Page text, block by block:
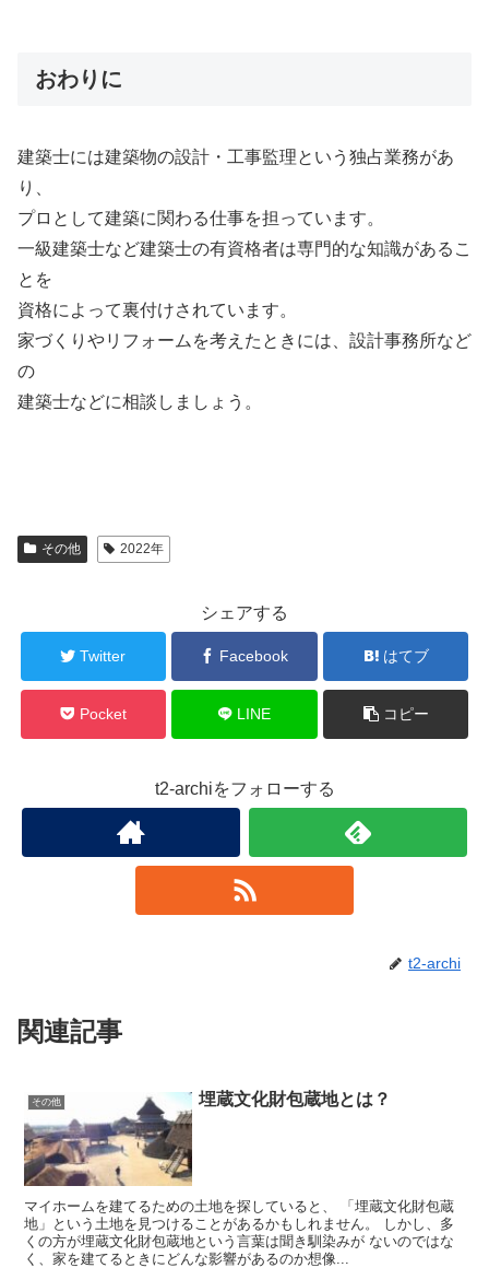
おわりに
建築士には建築物の設計・工事監理という独占業務があ
り、
プロとして建築に関わる仕事を担っています。
一級建築士など建築士の有資格者は専門的な知識があるこ
とを
資格によって裏付けされています。
家づくりやリフォームを考えたときには、設計事務所など
の
建築士などに相談しましょう。
その他 2022年
シェアする
Twitter Facebook はてブ
Pocket LINE コピー
t2-archiをフォローする
t2-archi
関連記事
その他 埋蔵文化財包蔵地とは？
マイホームを建てるための土地を探していると、 「埋蔵文化財包蔵
地」という土地を見つけることがあるかもしれません。 しかし、多
くの方が埋蔵文化財包蔵地という言葉は聞き馴染みが ないのではな
く、家を建てるときにどんな影響があるのか想像...